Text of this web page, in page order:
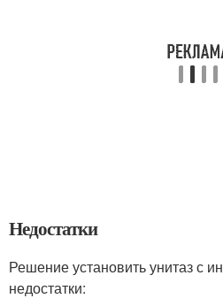
Недостатки
Решение установить унитаз с
недостатки: